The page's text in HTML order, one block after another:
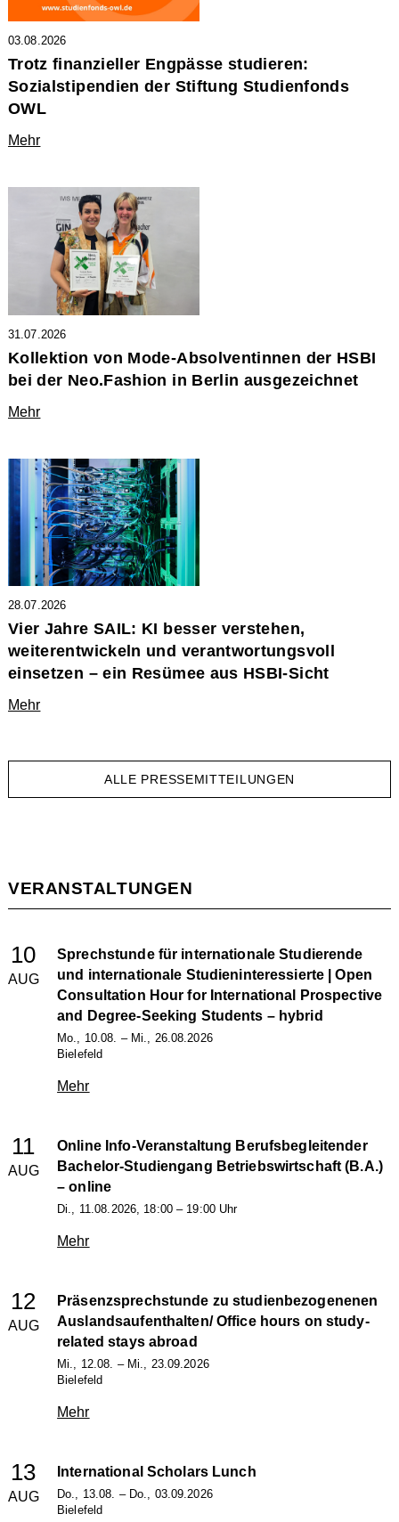
03.08.2026
Trotz finanzieller Engpässe studieren:
Sozialstipendien der Stiftung Studienfonds
OWL
Mehr
31.07.2026
Kollektion von Mode-Absolventinnen der HSBI
bei der Neo.Fashion in Berlin ausgezeichnet
Mehr
28.07.2026
Vier Jahre SAIL: KI besser verstehen,
weiterentwickeln und verantwortungsvoll
einsetzen – ein Resümee aus HSBI-Sicht
Mehr
ALLE PRESSEMITTEILUNGEN
VERANSTALTUNGEN
10
AUG
Sprechstunde für internationale Studierende
und internationale Studieninteressierte | Open
Consultation Hour for International Prospective
and Degree-Seeking Students – hybrid
Mo., 10.08. – Mi., 26.08.2026
Bielefeld
Mehr
11
AUG
Online Info-Veranstaltung Berufsbegleitender
Bachelor-Studiengang Betriebswirtschaft (B.A.)
– online
Di., 11.08.2026, 18:00 – 19:00 Uhr
Mehr
12
AUG
Präsenzsprechstunde zu studienbezogenenen
Auslandsaufenthalten/ Office hours on study-
related stays abroad
Mi., 12.08. – Mi., 23.09.2026
Bielefeld
Mehr
13
AUG
International Scholars Lunch
Do., 13.08. – Do., 03.09.2026
Bielefeld